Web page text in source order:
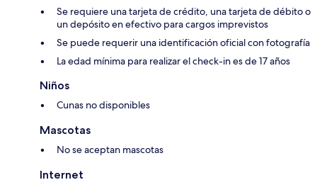
Se requiere una tarjeta de crédito, una tarjeta de débito o
un depósito en efectivo para cargos imprevistos
Se puede requerir una identificación oficial con fotografía
La edad mínima para realizar el check-in es de 17 años
Niños
Cunas no disponibles
Mascotas
No se aceptan mascotas
Internet